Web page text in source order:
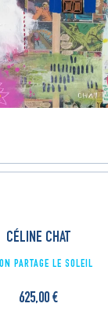
CÉLINE CHAT
PARTAGE LE SOLEIL
625,00€